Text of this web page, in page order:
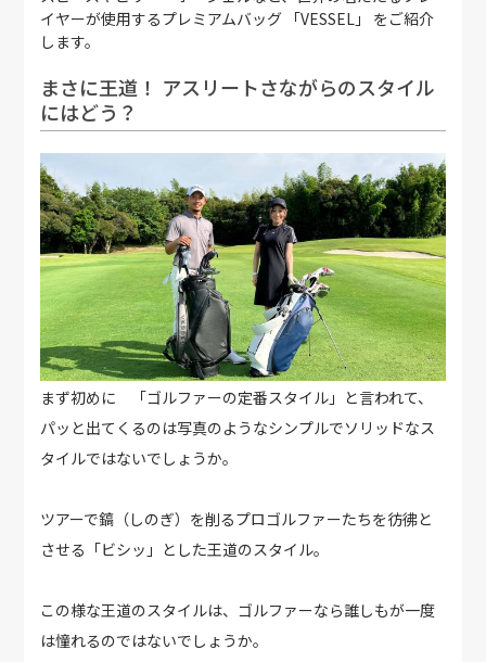
イヤーが使用するプレミアムバッグ 「VESSEL」 をご紹介
します。
まさに王道！ アスリートさながらのスタイル
にはどう？
まず初めに 「ゴルファーの定番スタイル」と言われて、
パッと出てくるのは写真のようなシンプルでソリッドなス
タイルではないでしょうか。
ツアーで鎬（しのぎ）を削るプロゴルファーたちを彷彿と
させる「ビシッ」とした王道のスタイル。
この様な王道のスタイルは、ゴルファーなら誰しもが一度
は憧れるのではないでしょうか。